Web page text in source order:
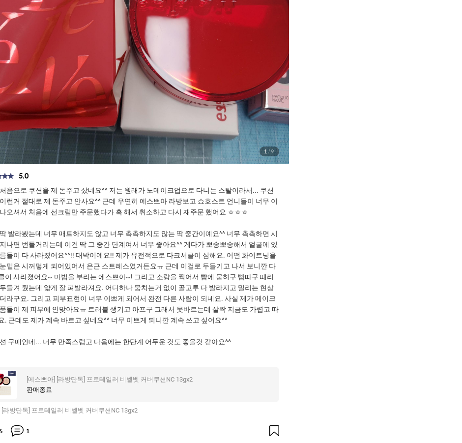
1 / 9
5.0
음으로 쿠션을 제 돈주고 샀네요^^ 저는 원래가 노메이크업으로 다니는 스탈이라서... 쿠션
런거 절대로 제 돈주고 안사요^^ 근데 우연히 에스쁘아 라방보고 쇼호스트 언니들이 너무 이
오셔서 처음에 선크림만 주문했다가 혹 해서 취소하고 다시 재주문 했어요 ㅎㅎㅎ
발라봤는데 너무 매트하지도 않고 너무 촉촉하지도 않는 딱 중간이예요^^ 너무 촉촉하면 시
나면 번들거리는데 이건 딱 그 중간 단계여서 너무 좋아요^^ 게다가 뽀송뽀송해서 얼굴에 있
들이 다 사라졌어요^^!! 대박이예요!! 제가 유전적으로 다크서클이 심해요. 어떤 화이트닝을
밑은 시꺼멓게 되어있어서 은근 스트레스였거든요ㅠ 근데 이걸로 두들기고 나서 보니깐 다
이 사라졌어요~ 마법을 부리는 에스쁘아~! 그리고 소량을 찍어서 뺨에 묻히구 빰따구 때리
들겨 줬는데 얇게 잘 펴발라져요. 어디하나 뭉치는거 없이 골고루 다 발라지고 밀리는 현상
라구요. 그리고 피부표현이 너무 이쁘게 되어서 완전 다른 사람이 되네요. 사실 제가 메이크
들이 제 피부에 안맞아요ㅠ 트러블 생기고 아프구 그래서 못바르는데 살짝 지금도 가렵고 따
. 근데도 제가 계속 바르고 싶네요^^ 너무 이쁘게 되니깐 계속 쓰고 싶어요^^
구매인데... 너무 만족스럽고 다음에는 한단계 어두운 것도 좋을것 같아요^^
[에스쁘아] [라방단독] 프로테일러 비벨벳 커버쿠션NC 13gx2
판매종료
[라방단독] 프로테일러 비벨벳 커버쿠션NC 13gx2
1